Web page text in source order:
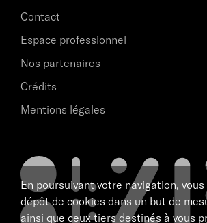
Contact
Espace professionnel
Nos partenaires
Crédits
Mentions légales
En poursuivant votre navigation,
dépôt de cookies dans un but de
ainsi que ceux tiers destinés à vous